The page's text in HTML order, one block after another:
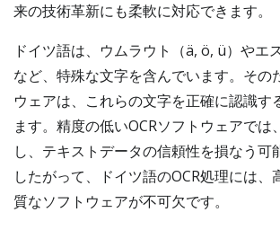
来の技術革新にも柔軟に対応できます。
ドイツ語は、ウムラウト（ä, ö, ü）やエ
など、特殊な文字を含んでいます。その
ウェアは、これらの文字を正確に認識す
ます。精度の低いOCRソフトウェアでは
し、テキストデータの信頼性を損なう可
したがって、ドイツ語のOCR処理には、
質なソフトウェアが不可欠です。